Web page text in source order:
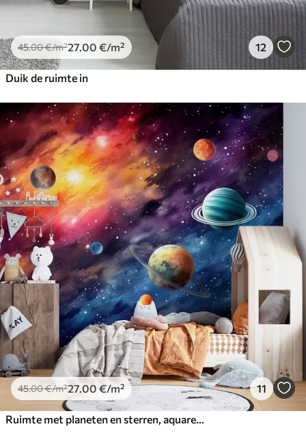
45.00€/m²27 .00 €/m² 12
Duik de ruimte in
45.00€/m²27 .00 €/m² 11